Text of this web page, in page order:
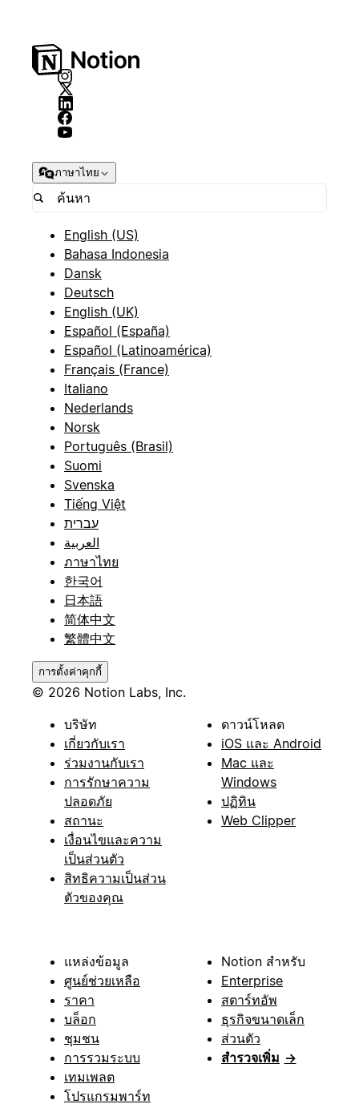
ภาษาไทย
English (US)
Bahasa Indonesia
Dansk
Deutsch
English (UK)
Español (España)
Español (Latinoamérica)
Français (France)
Italiano
Nederlands
Norsk
Português (Brasil)
Suomi
Svenska
Tiếng Việt
עברית
العربية
ภาษาไทย
한국어
日本語
简体中文
繁體中文
การตั้งค่าคุกกี้
© 2026 Notion Labs, Inc.
บริษัท
เกี่ยวกับเรา
ร่วมงานกับเรา
การรักษาความ
ปลอดภัย
สถานะ
เงื่อนไขและความ
เป็นส่วนตัว
สิทธิความเป็นส่วน
ตัวของคุณ
ดาวน์โหลด
iOS และ Android
Mac และ
Windows
ปฏิทิน
Web Clipper
แหล่งข้อมูล
ศูนย์ช่วยเหลือ
ราคา
บล็อก
ชุมชน
การรวมระบบ
เทมเพลต
โปรแกรมพาร์ท
Notion สำหรับ
Enterprise
สตาร์ทอัพ
ธุรกิจขนาดเล็ก
ส่วนตัว
สำรวจเพิ่ม →